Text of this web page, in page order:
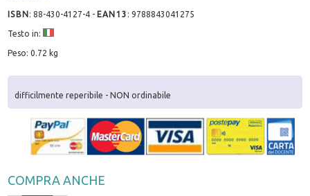
ISBN:88-430-4127-4 - EAN13 :9788843041275
Testo in:
Peso: 0.72 kg
difficilmente reperibile - NON ordinabile
COMPRA ANCHE